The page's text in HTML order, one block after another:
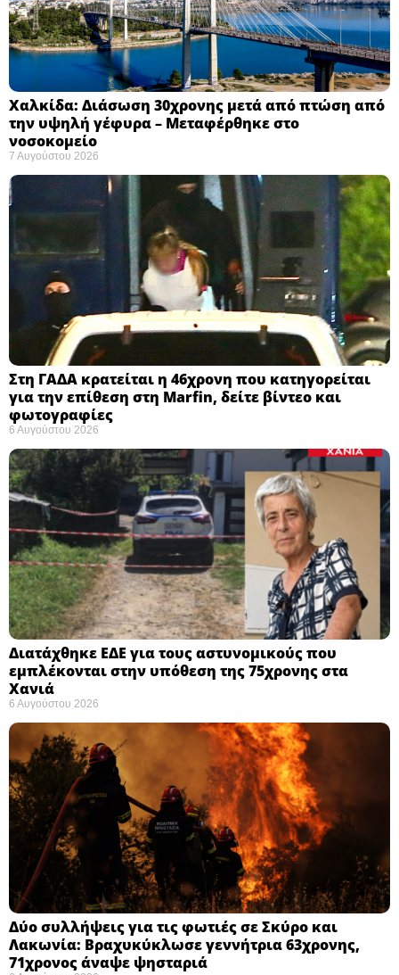
Χαλκίδα: Διάσωση 30χρονης μετά από πτώση από
την υψηλή γέφυρα – Μεταφέρθηκε στο
νοσοκομείο ​
7 Αυγούστου 2026
Στη ΓΑΔΑ κρατείται η 46χρονη που κατηγορείται
για την επίθεση στη Marfin, δείτε βίντεο και
φωτογραφίες
6 Αυγούστου 2026
Διατάχθηκε ΕΔΕ για τους αστυνομικούς που
εμπλέκονται στην υπόθεση της 75χρονης στα
Χανιά
6 Αυγούστου 2026
Δύο συλλήψεις για τις φωτιές σε Σκύρο και
Λακωνία: Βραχυκύκλωσε γεννήτρια 63χρονης,
71χρονος άναψε ψησταριά